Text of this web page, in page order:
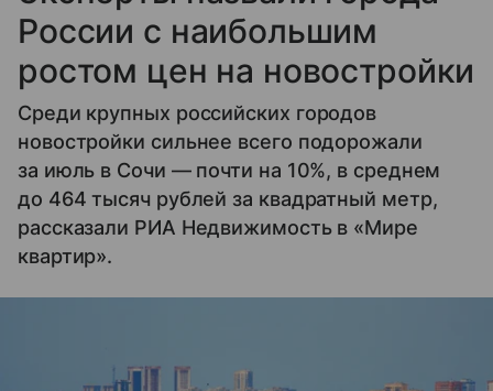
России с наибольшим
ростом цен на новостройки
Среди крупных российских городов
новостройки сильнее всего подорожали
за июль в Сочи — почти на 10%, в среднем
до 464 тысяч рублей за квадратный метр,
рассказали РИА Недвижимость в «Мире
квартир».